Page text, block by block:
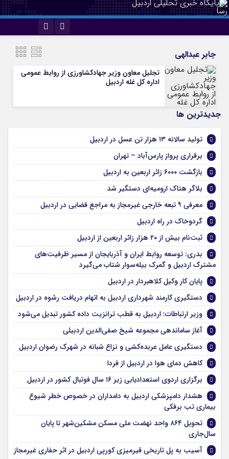
جابر عبدالهی
تجلیل معاون وزیر جهادکشاورزی از روابط عمومی
اداره کل غله اردبیل
جديدترين ها
تولید سالانه ۱۳ هزار تن عسل در اردبیل
برقراری پرواز پارس‌آباد – تهران
بازگشت ۶۰۰۰ زائر اربعین به اردبیل
بلاگر هتاک ارومیه‌ای دستگیر شد
معرفی ۹ تبعه خارجی غیرمجاز به مراجع قضایی در اردبیل
گردوخاک در راه اردبیل
ثبت‌نام بیش از ۲۰ هزار زائر اربعین از اردبیل
بدری: توسعه روابط ایران و آذربایجان از مسیر ظرفیت‌های
مشترک اردبیل و گمرک بیله‌سوار شتاب می‌گیرد
پایان کار وکیل کلاهبردار در اردبیل
دستگیری کارمند شهرداری اردبیل به اتهام دریافت رشوه در اردبیل
وزیر ارتباطات: اردبیل به قطب ترانزیت داده کشور تبدیل می‌شود
آغاز ساماندهی مجموعه شیخ صفی‌الدین اردبیلی
دستگیری عامل عربده‌کشی و نزاع شبانه در شهرک رضوان اردبیل
کاهش دمای هوا در اردبیل از فردا
برگزاری اردوی استعدادیابی زیر ۱۶ سال فوتبال کشور در اردبیل
هشدار دامپزشکی اردبیل به دامداران در خصوص خطر شیوع
بیماری تب برفکی
تحویل ۸۶۴ واحد نهضت ملی مسکن مشکین‌شهر تا پایان
سال‌جاری
آسیب به پل تاریخی قیرمیزی کورپی اردبیل در اثر حفاری غیرمجاز